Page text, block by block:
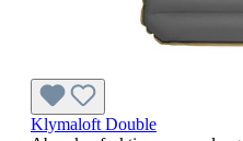
Klymaloft Double